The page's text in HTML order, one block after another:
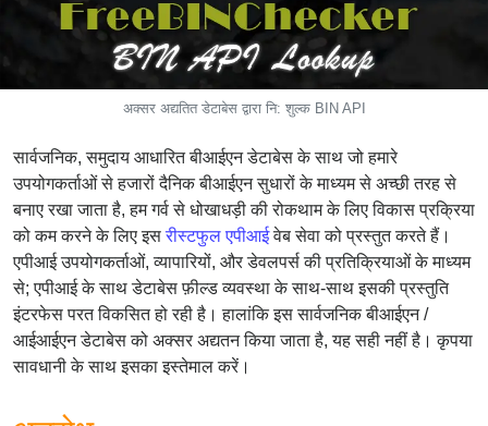
Generator
Banks
Credit
Card
Validator
Credit
Card
Generator
Random
Credit
Card
अक्सर अद्यतित डेटाबेस द्वारा नि: शुल्क BIN API
सार्वजनिक, समुदाय आधारित बीआईएन डेटाबेस के साथ जो हमारे
उपयोगकर्ताओं से हजारों दैनिक बीआईएन सुधारों के माध्यम से अच्छी तरह से
बनाए रखा जाता है, हम गर्व से धोखाधड़ी की रोकथाम के लिए विकास प्रक्रिया
को कम करने के लिए इसरीस्टफुल एपीआईवेब सेवा को प्रस्तुत करते हैं।
एपीआई उपयोगकर्ताओं, व्यापारियों, और डेवलपर्स की प्रतिक्रियाओं के माध्यम
से; एपीआई के साथ डेटाबेस फ़ील्ड व्यवस्था के साथ-साथ इसकी प्रस्तुति
इंटरफेस परत विकसित हो रही है। हालांकि इस सार्वजनिक बीआईएन /
आईआईएन डेटाबेस को अक्सर अद्यतन किया जाता है, यह सही नहीं है। कृपया
सावधानी के साथ इसका इस्तेमाल करें।